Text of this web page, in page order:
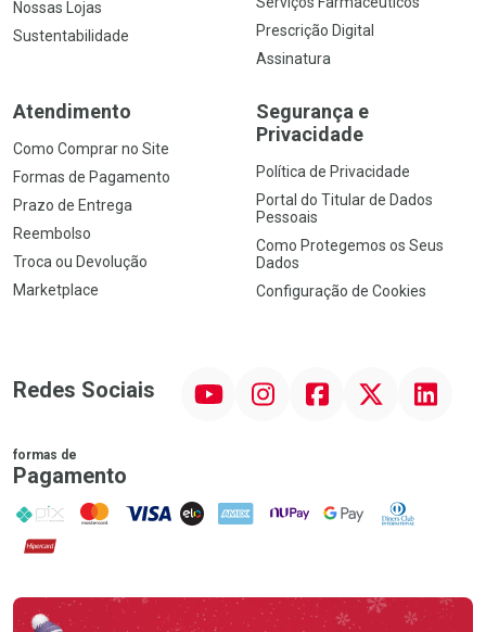
Nossas Lojas
Sustentabilidade
Prescrição Digital
Assinatura
Atendimento
Como Comprar no Site
Formas de Pagamento
Prazo de Entrega
Reembolso
Troca ou Devolução
Marketplace
Segurança e
Privacidade
Política de Privacidade
Portal do Titular de Dados
Pessoais
Como Protegemos os Seus
Dados
Configuração de Cookies
Redes Sociais InstagramFacebook Linkedin
formas de
Pagamento
PIX MasterCard
VISA ELO AMEX NuPay Google PayDiners Club
Hipercard
Promoção em Destaque